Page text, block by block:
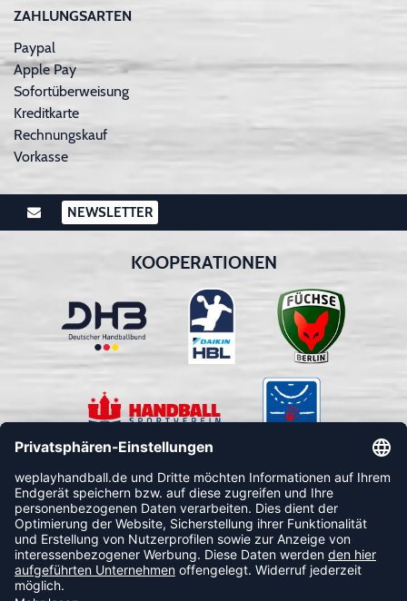
ZAHLUNGSARTEN
Paypal
Apple Pay
Sofortüberweisung
Kreditkarte
Rechnungskauf
Vorkasse
NEWSLETTER
KOOPERATIONEN
FOLLOW US